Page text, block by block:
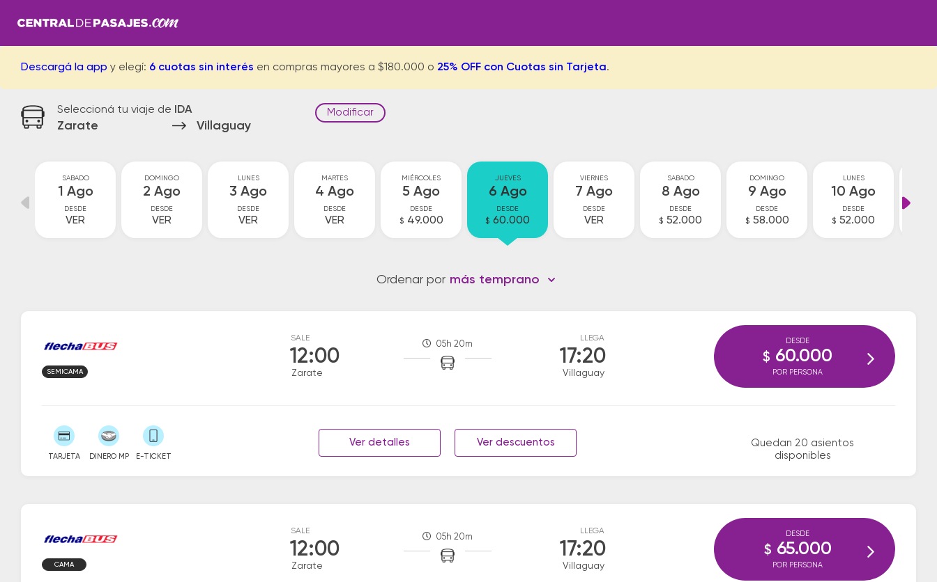
Descargá la app y elegí: 6 cuotas sin interés en compras mayores a $180.000 o 25% OFF con Cuotas sin Tarjeta.
Seleccioná tu viaje de IDA
Zarate Villaguay
Modificar
SABADO
1 Ago
DESDE
VER
DOMINGO
2 Ago
DESDE
VER
LUNES
3 Ago
DESDE
VER
MARTES
4 Ago
DESDE
VER
MIÉRCOLES
5 Ago
DESDE
$ 49.000
JUEVES
6 Ago
DESDE
$ 60.000
VIERNES
7 Ago
DESDE
VER
SABADO
8 Ago
DESDE
$ 52.000
DOMINGO
9 Ago
DESDE
$ 58.000
LUNES
10 Ago
DESDE
$ 52.000
Ordenar por más temprano
SALE
12:00
Zarate
05h 20m
LLEGA
17:20
Villaguay
SEMICAMA
TARJETA DINERO MP E-TICKET
Ver detalles Ver descuentos
Quedan 20 asientos
disponibles
DESDE
$ 60.000
POR PERSONA
SALE
12:00
Zarate
05h 20m
LLEGA
17:20
Villaguay
CAMA
DESDE
$ 65.000
POR PERSONA